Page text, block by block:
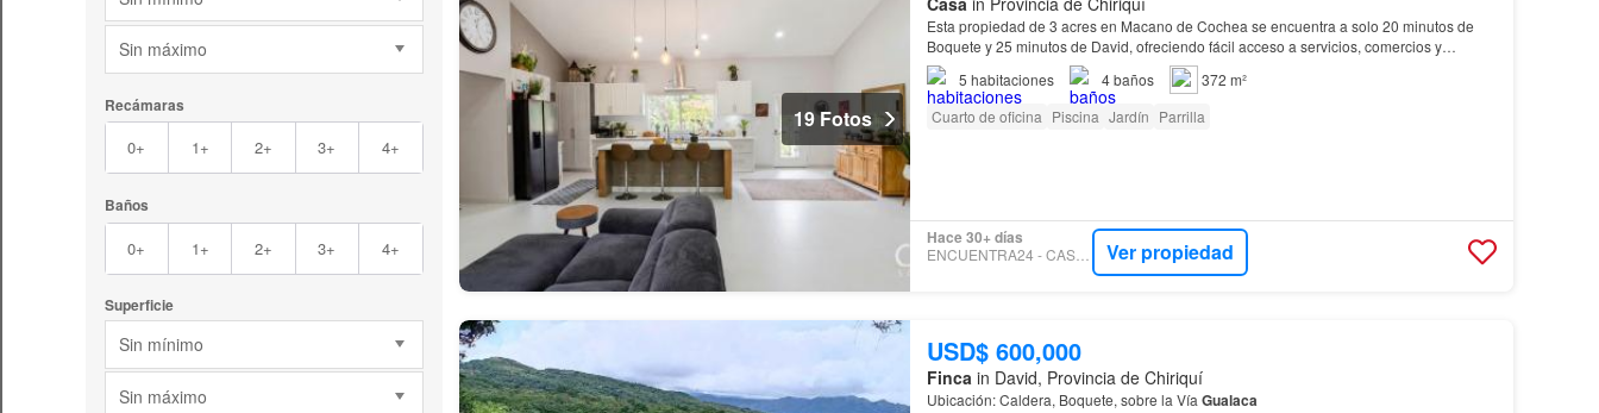
Sin máximo
Recámaras
0+ 1+ 2+ 3+ 4+
Baños
0+ 1+ 2+ 3+ 4+
Superficie
Sin mínimo
Sin máximo
19 Fotos
Esta propiedad de 3 acres en Macano de Cochea se encuentra a solo 20 minutos de
Boquete y 25 minutos de David, ofreciendo fácil acceso a servicios, comercios y
restaurantes…
5 habitaciones 4baños
372 m²
Cuarto de oficina Piscina Jardín Parrilla
Hace 30+ días
ENCUENTRA24 - CASA SOLUTION Ver propiedad
USD$ 600,000
Finca in David, Provincia de Chiriquí
Ubicación: Caldera, Boquete, sobre la Vía Gualaca